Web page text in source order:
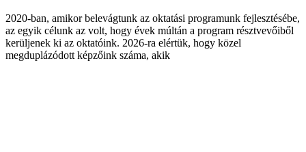
2020-ban, amikor belevágtunk az oktatási programunk fejlesztésébe,
az egyik célunk az volt, hogy évek múltán a program résztvevőiből
kerüljenek ki az oktatóink. 2026-ra elértük, hogy közel
megduplázódott képzőink száma, akik